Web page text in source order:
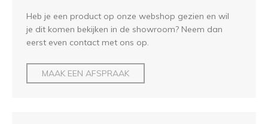
Heb je een product op onze webshop gezien en wil
je dit komen bekijken in de showroom? Neem dan
eerst even contact met ons op.
MAAK EEN AFSPRAAK